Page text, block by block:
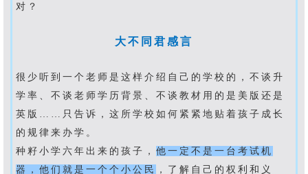
对？
大不同君感言
很少听到一个老师是这样介绍自己的学校的，不谈升
学率、不谈老师学历背景、不谈教材用的是美版还是
英版
只告诉，这所学校如何紧紧地贴着孩子成长
的规律来办学。
种籽小学六年出来的孩子， 他一定不是一台考试机
器，他们就是一个个小公民
，了解自己的权利和义